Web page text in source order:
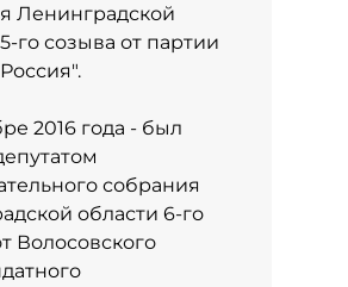
Ленинградской
го созыва от партии
2016 года - был
собрания
области 6-го
Волосовского